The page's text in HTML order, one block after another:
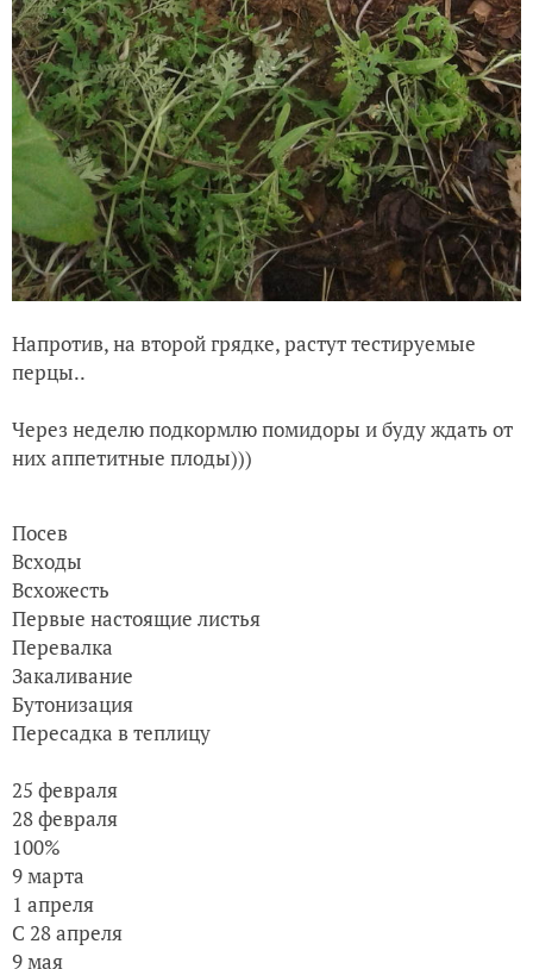
Напротив, на второй грядке, растут тестируемые
перцы..
Через неделю подкормлю помидоры и буду ждать от
них аппетитные плоды)))
Посев
Всходы
Всхожесть
Первые настоящие листья
Перевалка
Закаливание
Бутонизация
Пересадка в теплицу
25 февраля
28 февраля
100%
9 марта
1 апреля
С 28 апреля
9 мая